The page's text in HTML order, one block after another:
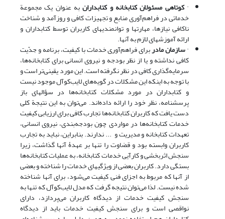
·کوتاهی مسئولان کتابخانه و کتابدارانبه عنوان یک مجموعة
خدماتی در فراهم‌آوری منابع و تجهیزات کافی و روزآمد و شناخت
ناکافی نیازها، مهارتها و توانمندیهای کاربران توسط کتابداران و
ارائه آموزشهای لازم به آنها.
·سازمان مادربرای فراهم‌آوری خدمات با کیفیت، برنامه و جدّیت
کافی نداشته و یا از نظر بودجه و نیروی انسانی برای کتابخانه‌ها،
سرمایه‌گذاری کافی در نظر نگرفته است. این مورد یقینی‌تر است و
با توجه به اینکه این مشکلات در گویه‌های لایب‌کوآل موجود نیست
و کتابداران در مورد مشکلات کتابخانه‌ها در سؤالهای باز
پرسشنامه، نظر خود را ارائه داده‌اند. می‌توان به این نتیجة کلی
دست یافت که کاربران کتابخانه‌ها تجارب کافی برای ارزیابی کیفیت
خدمات کتابخانه‌ها در مواردی چون بودجه‌بندی، نیروی انسانی،
تعهدات کتابخانه و مدیریت و ... ندارند. بنابراین، نباید به تجارب
کاربران وابسته بود و قضاوت را تنها بر عهدۀ آنها گذاشت، زیرا
سنجش اثربخشی و کارآیی خدمات کتابخانه، به عملیات کتابخانه‌ها
بستگی دارد. کاربران بعضی از ویژگیهای خدمات را شناخته و بعضی
از آنها که مربوط به اجزای فنی کیفیت می‌شود، برای آنها شناخته
شده نیست. لذا می‌توان نتیجه گرفت که مدل لایب‌کوآل که تنها به
سنجش کیفیت خدمات از دیدگاه کاربران می‌پردازد، دارای
نواقصی است و برای سنجش کیفیت خدمات باید از دیدگاه